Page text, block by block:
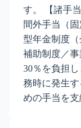
す。 【諸手
間外手当（
型年金制度
補助制度／
30％を負担
務時に発生
めの手当を支